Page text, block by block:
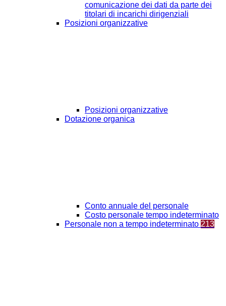
comunicazione dei dati da parte dei
titolari di incarichi dirigenziali
Posizioni organizzative
Posizioni organizzative
Dotazione organica
Conto annuale del personale
Costo personale tempo indeterminato
Personale non a tempo indeterminato 213